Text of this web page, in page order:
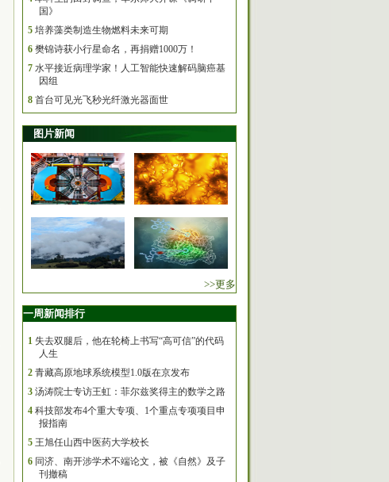
国》
5 培养藻类制造生物燃料未来可期
6 樊锦诗获小行星命名，再捐赠1000万！
7 水平接近病理学家！人工智能快速解码脑癌基
因组
8 首台可见光飞秒光纤激光器面世
图片新闻
>>更多
一周新闻排行
1 失去双腿后，他在轮椅上书写“高可信”的代码
人生
2 青藏高原地球系统模型1.0版在京发布
3 汤涛院士专访王虹：菲尔兹奖得主的数学之路
4 科技部发布4个重大专项、1个重点专项项目申
报指南
5 王旭任山西中医药大学校长
6 同济、南开涉学术不端论文，被《自然》及子
刊撤稿